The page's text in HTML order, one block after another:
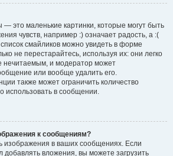
это маленькие картинки, которые могут быть
чувств, например :) означает радость, а :(
смайликов можно увидеть в форме
не перестарайтесь, используя их: они легко
нечитаемым, и модератор может
или вообще удалить его.
также может ограничить количество
использовать в сообщении.
к сообщениям?
в ваших сообщениях. Если
вложения, вы можете загрузить